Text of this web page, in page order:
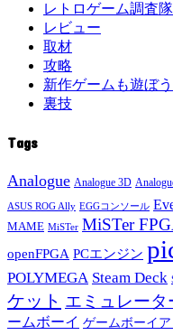
レトロゲーム調査隊
レビュー
取材
攻略
新作ゲームも遊ぼう
裏技
Tags
Analogue Analogue 3D
ASUS ROG Ally EGGコンソール
MAME MiSTer MiSTer
openFPGA PCエンジン
POLYMEGA Steam Deck
ケット エミュレータ
ームボーイ ゲームボーイ